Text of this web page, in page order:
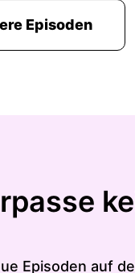
Episoden
Episoden auf